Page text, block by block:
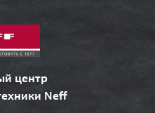
центр
Neff